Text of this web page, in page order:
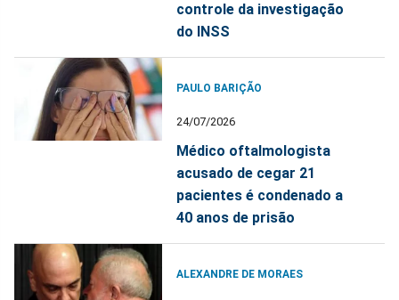
controle da investigação
do INSS
PAULO BARIÇÃO
24/07/2026
Médico oftalmologista
acusado de cegar 21
pacientes é condenado a
40 anos de prisão
ALEXANDRE DE MORAES